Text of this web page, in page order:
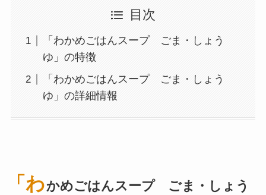
目次
「わかめごはんスープ ごま・しょう
ゆ」の特徴
「わかめごはんスープ ごま・しょう
ゆ」の詳細情報
「わかめごはんスープ ごま・しょう